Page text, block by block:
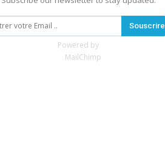
Souscrire
Powered by